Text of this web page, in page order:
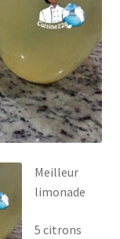
Meilleur
limonade
5 citrons